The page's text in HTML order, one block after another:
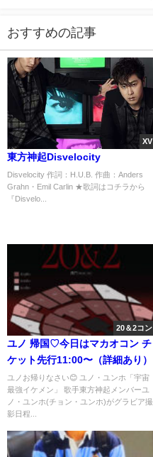
おすすめの記事
XV
東方神起Disvelocity
Disvelocity 作詞：H.U.B. 作曲：Anders
Grahn・Emil Carlin ★歌詞はコチラから
『Disvelo...
20＆2コン
ユノ 帰国♡今日はマカオコン チ
ケット先行11:00〜（詳細あり）
ユノお帰りなさい😊 ユノ・ユンホ「宇宙
最強イケメン」 歌手東方神起メンバーユ
ノ・ユンホ(チョン・ユンホ)がグラビア撮
影日程...